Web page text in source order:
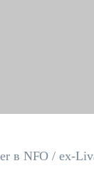
в NFO / ex-